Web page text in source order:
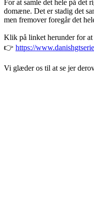
For at samle det hele på det
domæne. Det er stadig det
men fremover foregår det
Klik på linket herunder for
👉 https://
Vi glæder os til at se jer